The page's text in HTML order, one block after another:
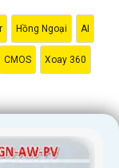
Hồng Ngoại AI
CMOS Xoay 360